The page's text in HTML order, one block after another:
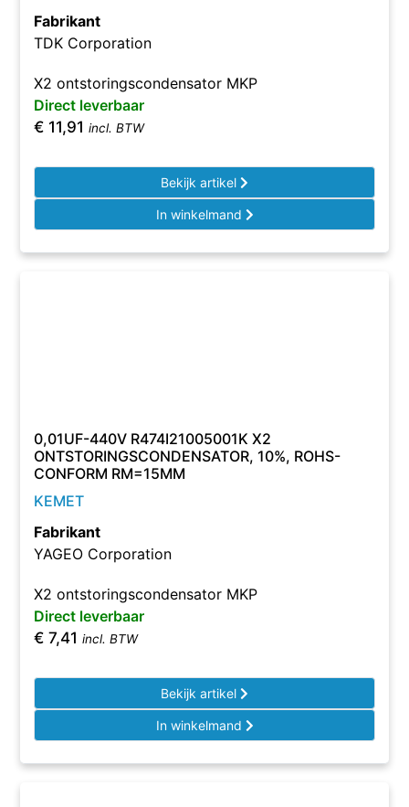
Fabrikant
TDK Corporation
X2 ontstoringscondensator MKP
Direct leverbaar
€ 11,91 incl. BTW
Bekijk artikel
In winkelmand
0,01UF-440V R474I21005001K X2
ONTSTORINGSCONDENSATOR, 10%, ROHS-
CONFORM RM=15MM
KEMET
Fabrikant
YAGEO Corporation
X2 ontstoringscondensator MKP
Direct leverbaar
€ 7,41 incl. BTW
Bekijk artikel
In winkelmand